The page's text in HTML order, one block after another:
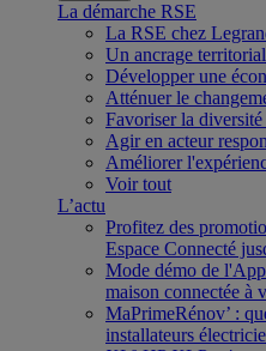
La démarche RSE
La RSE chez
Un ancrage
Développer une
Atténuer le
Favoriser la
Agir en acteur
Améliorer
Voir tout
L’actu
Profitez des
Espace Connecté
Mode démo de
maison connectée à
MaPrimeRénov’ :
installateurs